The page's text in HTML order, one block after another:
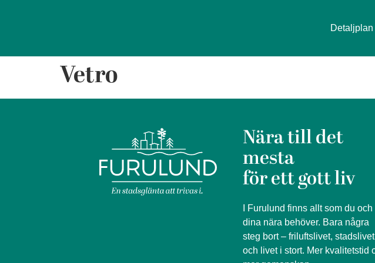
Detaljplan
Vetro
Nära till det
mesta
för ett gott liv
I Furulund finns allt som du och
dina nära behöver. Bara några
steg bort – friluftslivet, stadslivet
och livet i stort. Mer kvalitetstid